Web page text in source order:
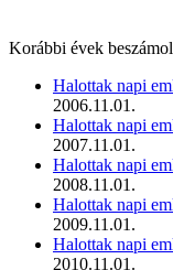
Korábbi évek
Halottak napi
2006.11.01.
Halottak napi
2007.11.01.
Halottak napi
2008.11.01.
Halottak napi
2009.11.01.
Halottak napi
2010.11.01.